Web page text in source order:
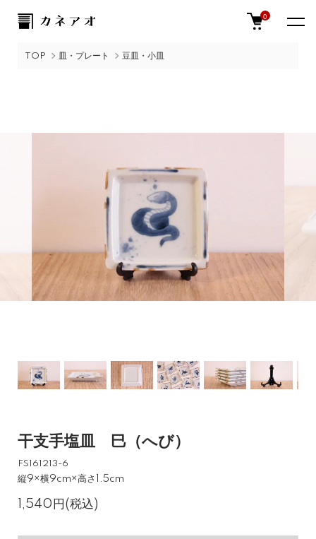
0
TOP 皿・プレート 豆皿・小皿
干支手塩皿 巳（へび）
FS161213-6
縦9×横9cm×高さ1.5cm
1,540円(税込)